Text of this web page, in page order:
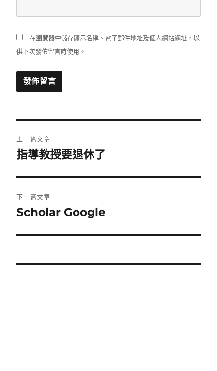
在瀏覽器中儲存顯示名稱、電子郵件地址及個人網站網址，以
供下次發佈留言時使用。
章
覽
上一篇文章
上
篇
文
章:
指導教授要退休了
下一篇文章
下
篇
章:
Scholar Google